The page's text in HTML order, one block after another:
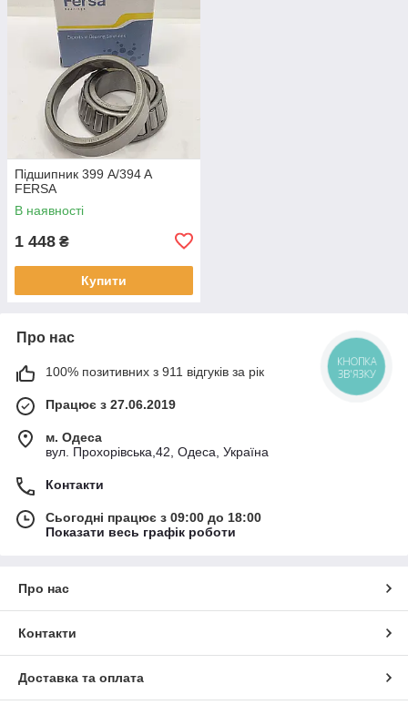
Підшипник 399 A/394 A
FERSA
В наявності
1 448 ₴
Купити
Про нас
100% позитивних з 911 відгуків за рік
Працює з 27.06.2019
м. Одеса
вул. Прохорівська,42, Одеса, Україна
Контакти
Сьогодні працює з 09:00 до 18:00
Показати весь графік роботи
Про нас
Контакти
Доставка та оплата
КНОПКА
ЗВ'ЯЗКУ